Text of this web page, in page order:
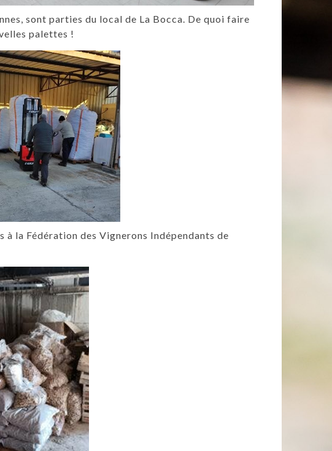
sont parties du local de La Bocca. De quoi faire
palettes !
à la Fédération des Vignerons Indépendants de